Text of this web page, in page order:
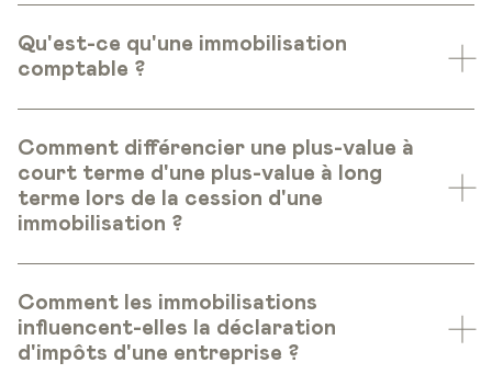
Qu'est-ce qu'une immobilisation
comptable ?
Comment différencier une plus-value à
court terme d'une plus-value à long
terme lors de la cession d'une
immobilisation ?
Comment les immobilisations
influencent-elles la déclaration
d'impôts d'une entreprise ?